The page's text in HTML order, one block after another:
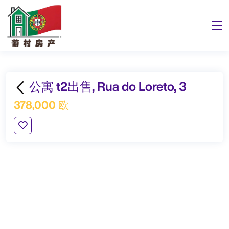
公寓 t2出售, Rua do Loreto, 3
378,000 欧